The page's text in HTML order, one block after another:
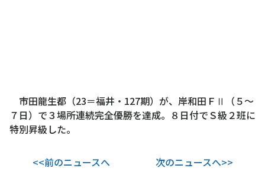
市田龍生都（23＝福井・127期）が、岸和田ＦⅡ（５～
７日）で３場所連続完全優勝を達成。８日付でＳ級２班に
特別昇級した。
<<前のニュースへ 次のニュースへ>>